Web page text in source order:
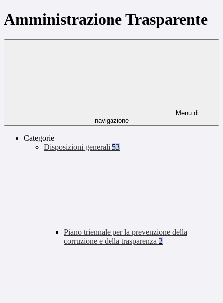
Amministrazione Trasparente
Menu di
navigazione
Categorie
Disposizioni generali 53
Piano triennale per la prevenzione della
corruzione e della trasparenza 2